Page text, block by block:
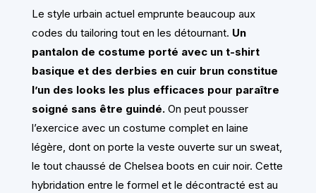
Le style urbain actuel emprunte beaucoup aux
codes du tailoring tout en les détournant. Un
pantalon de costume porté avec un t-shirt
basique et des derbies en cuir brun constitue
l’un des looks les plus efficaces pour paraître
soigné sans être guindé.On peut pousser
l’exercice avec un costume complet en laine
légère, dont on porte la veste ouverte sur un sweat,
le tout chaussé de Chelsea boots en cuir noir. Cette
hybridation entre le formel et le décontracté est au